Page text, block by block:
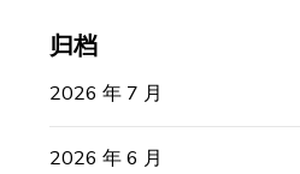
归档
2026 年 7 月
2026 年 6 月